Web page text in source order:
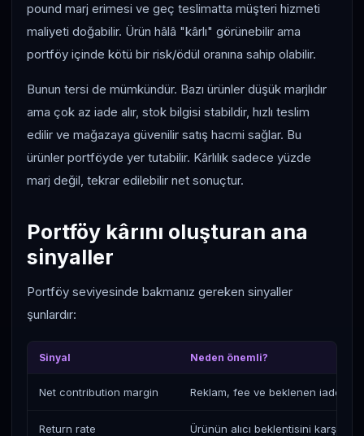
pound marj erimesi ve geç teslimatta müşteri hizmeti
maliyeti doğabilir. Ürün hâlâ "kârlı" görünebilir ama
portföy içinde kötü bir risk/ödül oranına sahip olabilir.
Bunun tersi de mümkündür. Bazı ürünler düşük marjlıdır
ama çok az iade alır, stok bilgisi stabildir, hızlı teslim
edilir ve mağazaya güvenilir satış hacmi sağlar. Bu
ürünler portföyde yer tutabilir. Kârlılık sadece yüzde
marj değil, tekrar edilebilir net sonuçtur.
Portföy kârını oluşturan ana
sinyaller
Portföy seviyesinde bakmanız gereken sinyaller
şunlardır:
Sinyal Neden önemli?
Net contribution margin Reklam, fee ve beklenen iade
Return rate Ürünün alıcı beklentisini